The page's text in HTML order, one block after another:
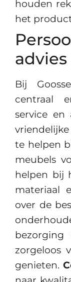
houden
het
advies
Bij
centraal
service en
te helpen
meubels
helpen bij
materiaal
over de
zorgeloos
genieten.